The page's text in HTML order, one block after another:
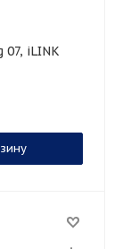
07, iLINK